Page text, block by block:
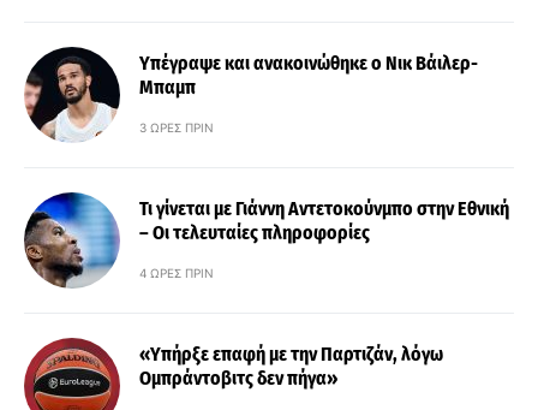
Υπέγραψε και ανακοινώθηκε ο Νικ Βάιλερ-
Μπαμπ
3 ΏΡΕΣ ΠΡΙΝ
Τι γίνεται με Γιάννη Αντετοκούνμπο στην Εθνική
– Οι τελευταίες πληροφορίες
4 ΏΡΕΣ ΠΡΙΝ
«Υπήρξε επαφή με την Παρτιζάν, λόγω
Ομπράντοβιτς δεν πήγα»